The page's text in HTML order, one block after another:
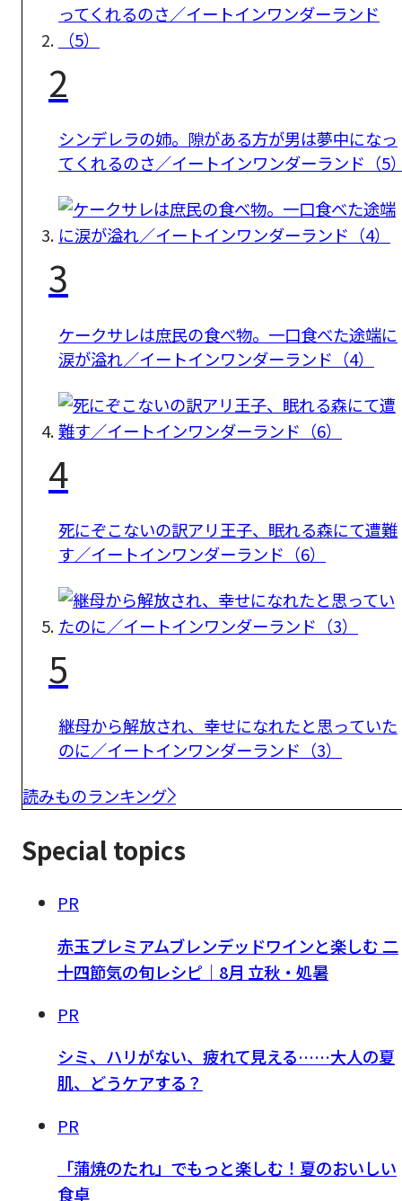
2
シンデレラの姉。隙がある方が男は夢中になっ
てくれるのさ／イートインワンダーランド（5
3
ケークサレは庶民の食べ物。一口食べた途端に
涙が溢れ／イートインワンダーランド（4）
4
死にぞこないの訳アリ王子、眠れる森にて遭難
す／イートインワンダーランド（6）
5
継母から解放され、幸せになれたと思っていた
のに／イートインワンダーランド（3）
読みものランキング
Special topics
PR
赤玉プレミアムブレンデッドワインと楽しむ 二
十四節気の旬レシピ｜8月 立秋・処暑
PR
シミ、ハリがない、疲れて見える……大人の夏
肌、どうケアする？
PR
「蒲焼のたれ」でもっと楽しむ！夏のおいしい
食卓